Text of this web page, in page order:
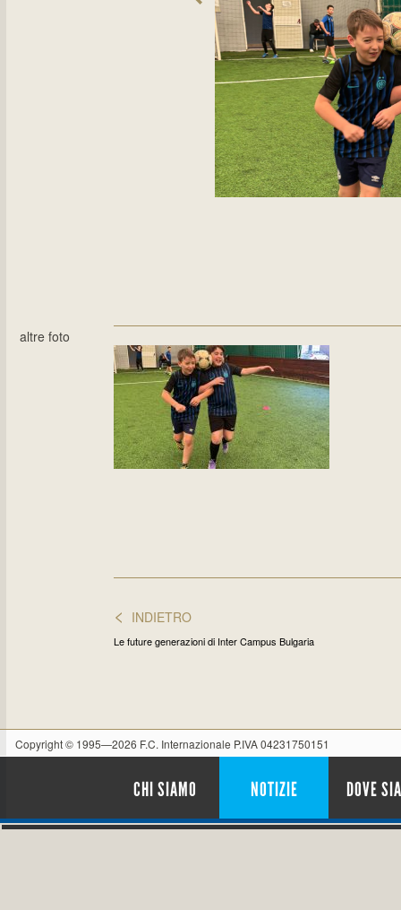
altre foto
< INDIETRO
Le future generazioni di Inter Campus Bulgaria
Copyright © 1995—2026 F.C. Internazionale P.IVA 04231750151
CHI SIAMO NOTIZIE DOVE